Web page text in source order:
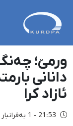
ورمێ؛
دانانی
ئازاد کرا
21:53 - 1 بەفرانبار 2725